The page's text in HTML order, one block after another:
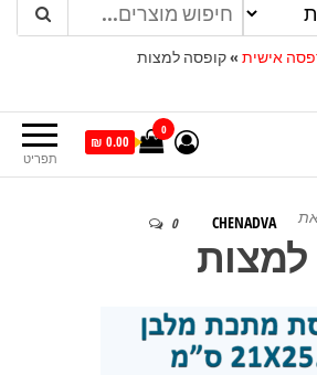
אישית »קופסה למצות
תפריט
0
0.00 ₪
CHENADVA
0